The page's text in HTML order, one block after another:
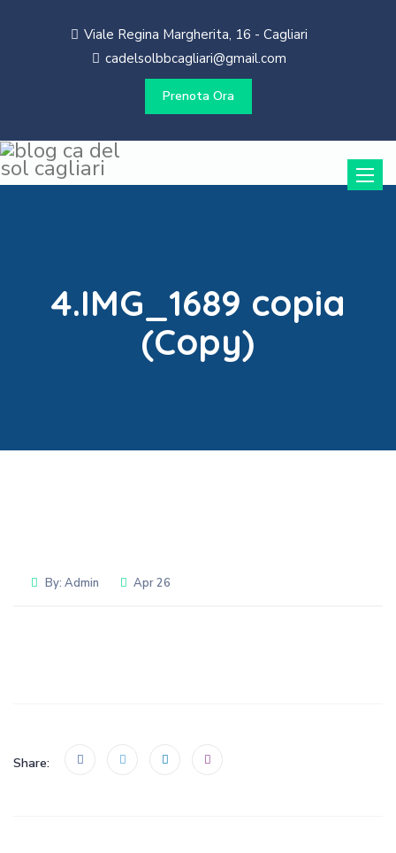
Viale Regina Margherita, 16 - Cagliari
cadelsolbbcagliari@gmail.com
Prenota Ora
Toggle
4.IMG_1689 copia
(Copy)
By: Admin Apr 26
Share: